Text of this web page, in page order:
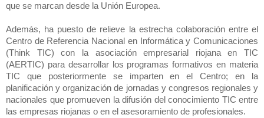
que se marcan desde la Unión Europea.
Además, ha puesto de relieve la estrecha colaboración entre el
Centro de Referencia Nacional en Informática y Comunicaciones
(Think TIC) con la asociación empresarial riojana en TIC
(AERTIC) para desarrollar los programas formativos en materia
TIC que posteriormente se imparten en el Centro; en la
planificación y organización de jornadas y congresos regionales y
nacionales que promueven la difusión del conocimiento TIC entre
las empresas riojanas o en el asesoramiento de profesionales.